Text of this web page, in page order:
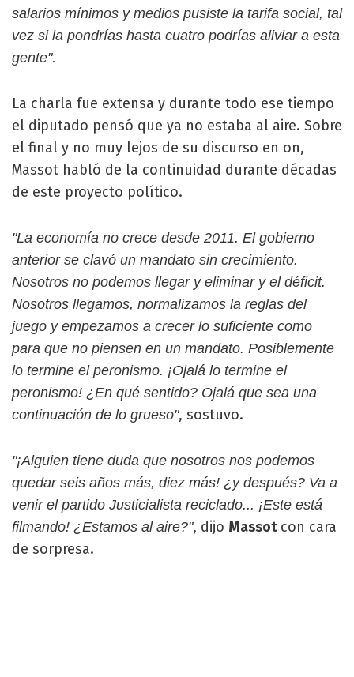
salarios mínimos y medios pusiste la tarifa social, tal
vez si la pondrías hasta cuatro podrías aliviar a esta
gente".
La charla fue extensa y durante todo ese tiempo
el diputado pensó que ya no estaba al aire. Sobre
el final y no muy lejos de su discurso en on,
Massot habló de la continuidad durante décadas
de este proyecto político.
"La economía no crece desde 2011. El gobierno
anterior se clavó un mandato sin crecimiento.
Nosotros no podemos llegar y eliminar y el déficit.
Nosotros llegamos, normalizamos la reglas del
juego y empezamos a crecer lo suficiente como
para que no piensen en un mandato. Posiblemente
lo termine el peronismo. ¡Ojalá lo termine el
peronismo! ¿En qué sentido? Ojalá que sea una
continuación de lo grueso", sostuvo.
"¡Alguien tiene duda que nosotros nos podemos
quedar seis años más, diez más! ¿y después? Va a
venir el partido Justicialista reciclado... ¡Este está
filmando! ¿Estamos al aire?", dijo Massot con cara
de sorpresa.